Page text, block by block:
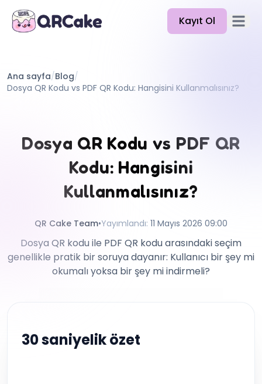
Kayıt Ol Ana
Fiyatlandırma
Belgeler
Ana sayfa/Blog/
Dosya QR Kodu vs PDF QR Kodu: Hangisini Kullanmalısınız?
Dosya QR Kodu vs PDF QR
Kodu: Hangisini
Kullanmalısınız?
QR Cake Team•Yayımlandı: 11 Mayıs 2026 09:00
Dosya QR kodu ile PDF QR kodu arasındaki seçim
genellikle pratik bir soruya dayanır: Kullanıcı bir şey mi
okumalı yoksa bir şey mi indirmeli?
30 saniyelik özet